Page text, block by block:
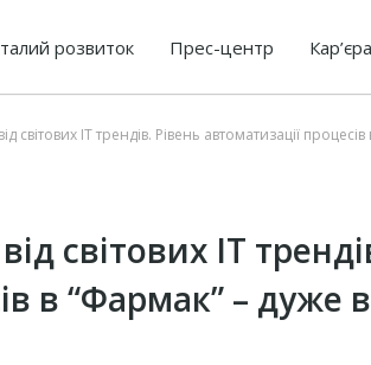
розвиток Прес-центр Кар’єра
світових ІТ трендів. Рівень автоматизації
світових ІТ
в “Фармак” –